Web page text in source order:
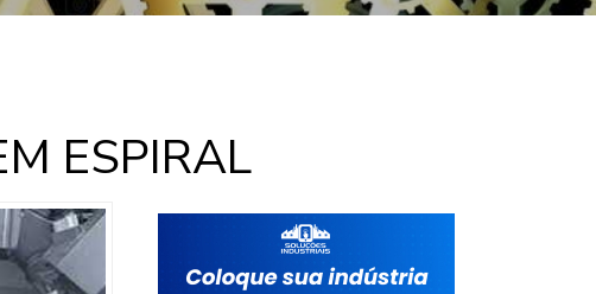
ESPIRAL